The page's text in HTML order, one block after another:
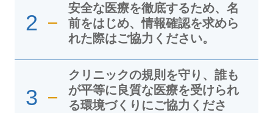
2
安全な医療を徹底するため、名
前をはじめ、情報確認を求めら
れた際はご協力ください。
3
クリニックの規則を守り、誰も
が平等に良質な医療を受けられ
る環境づくりにご協力くださ